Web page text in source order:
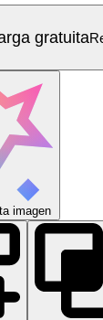
gratuita
imagen